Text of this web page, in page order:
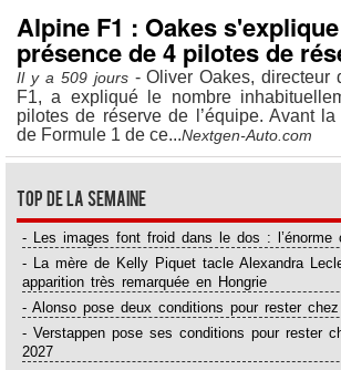
Alpine F1 : Oakes
présence de 4 pilotes de
Il y a 509 jours- Oliver Oakes, directeur
F1, a expliqué le nombre
pilotes de réserve de l’équipe. Avant
de Formule 1 de ce...Nextgen-Auto.com
Top de la semaine
- Les images font froid dans le dos : l’énorme
- La mère de Kelly Piquet tacle Alexandra
apparition très remarquée en Hongrie
- Alonso pose deux conditions pour rester
- Verstappen pose ses conditions pour rester
2027